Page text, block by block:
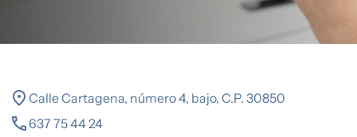
location_on Calle Cartagena, número 4, bajo, C.P. 30850
call637 75 44 24